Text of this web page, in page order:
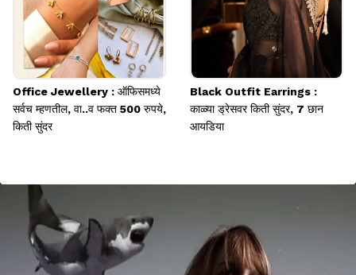
Office Jewellery : ऑफिसमध्ये
सर्वच म्हणतील, वा..व फक्त 500 रुपये,
किती सुंदर
Black Outfit Earrings :
काळ्या ड्रेसवर किती सुंदर, 7 छान
आयडिया